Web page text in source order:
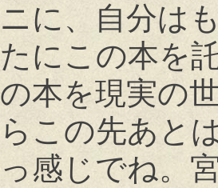
ニに、自分は
たにこの本を
の本を現実の
らこの先あと
っ感じでね。